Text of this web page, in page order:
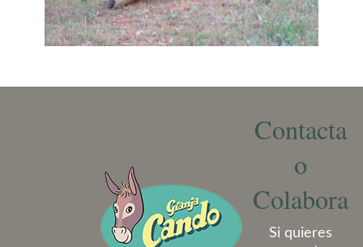
Contacta
o
Colabora
Si quieres